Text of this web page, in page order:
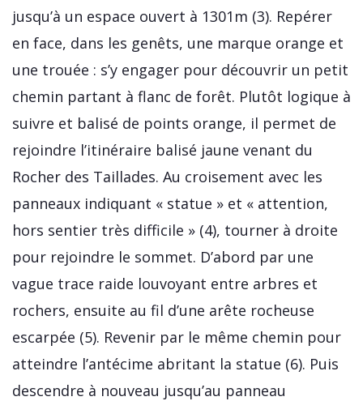
jusqu’à un espace ouvert à 1301m (3). Repérer
en face, dans les genêts, une marque orange et
une trouée : s’y engager pour découvrir un petit
chemin partant à flanc de forêt. Plutôt logique à
suivre et balisé de points orange, il permet de
rejoindre l’itinéraire balisé jaune venant du
Rocher des Taillades. Au croisement avec les
panneaux indiquant « statue » et « attention,
hors sentier très difficile » (4), tourner à droite
pour rejoindre le sommet. D’abord par une
vague trace raide louvoyant entre arbres et
rochers, ensuite au fil d’une arête rocheuse
escarpée (5). Revenir par le même chemin pour
atteindre l’antécime abritant la statue (6). Puis
descendre à nouveau jusqu’au panneau